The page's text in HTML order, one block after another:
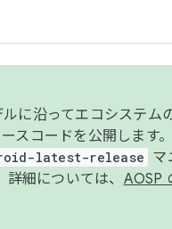
に沿ってエコシステム
スコードを公開します
latest-release マ
細については、 AOSP